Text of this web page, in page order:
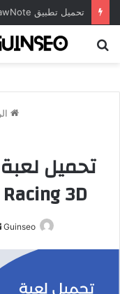
Racing 3D مهكرة 2024 مجاناً
Guinseo